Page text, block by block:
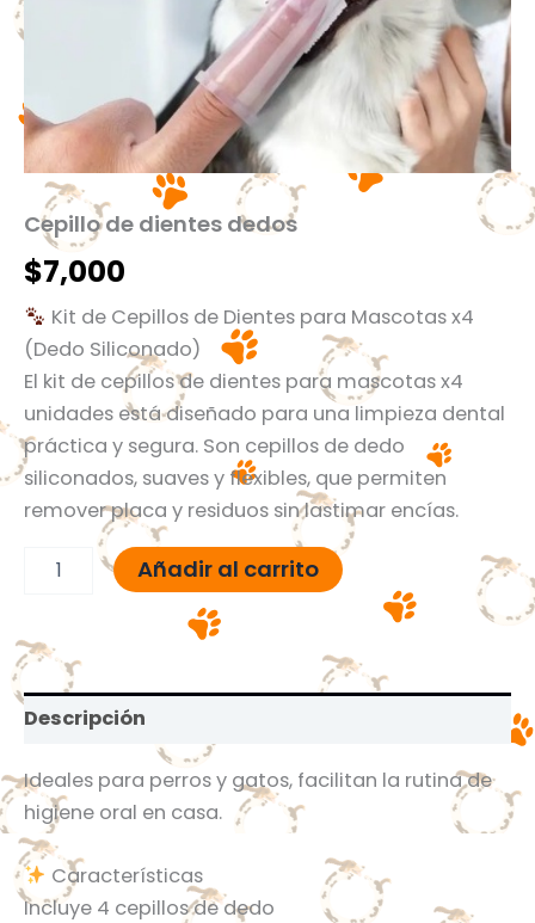
Cepillo de dientes dedos
$7,000
Kit de Cepillos de Dientes para Mascotas x4
(Dedo Siliconado)
El kit de cepillos de dientes para mascotas x4
unidades está diseñado para una limpieza dental
práctica y segura. Son cepillos de dedo
siliconados, suaves y flexibles, que permiten
remover placa y residuos sin lastimar encías.
Añadir al carrito
Descripción
Ideales para perros y gatos, facilitan la rutina de
higiene oral en casa.
Características
Incluye 4 cepillos de dedo